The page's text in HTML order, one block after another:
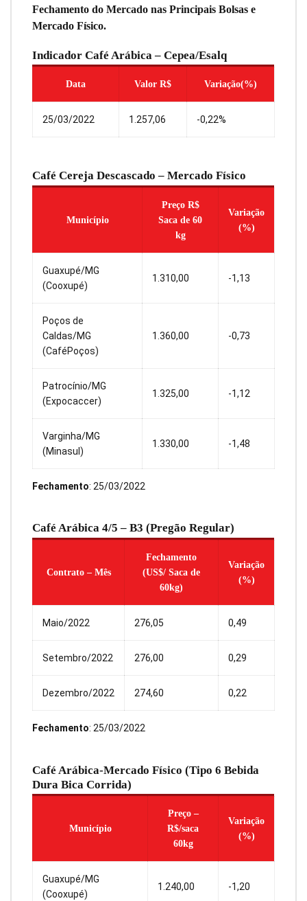
Fechamento do Mercado nas Principais Bolsas e
Mercado Físico.
Indicador Café Arábica – Cepea/Esalq
Data Valor R$ Variação(%)
25/03/2022 1.257,06 -0,22%
Café Cereja Descascado – Mercado Físico
Município
Preço R$
Saca de 60
kg
Variação
(%)
Guaxupé/MG
(Cooxupé)
1.310,00 -1,13
Poços de
Caldas/MG
(CaféPoços)
1.360,00 -0,73
Patrocínio/MG
(Expocaccer)
1.325,00 -1,12
Varginha/MG
(Minasul)
1.330,00 -1,48
Fechamento: 25/03/2022
Café Arábica 4/5 – B3 (Pregão Regular)
Contrato – Mês
Fechamento
(US$/ Saca de
60kg)
Variação
(%)
Maio/2022 276,05 0,49
Setembro/2022 276,00 0,29
Dezembro/2022 274,60 0,22
Fechamento: 25/03/2022
Café Arábica-Mercado Físico (Tipo 6 Bebida
Dura Bica Corrida)
Município
Preço –
R$/saca
60kg
Variação
(%)
Guaxupé/MG
(Cooxupé)
1.240,00 -1,20